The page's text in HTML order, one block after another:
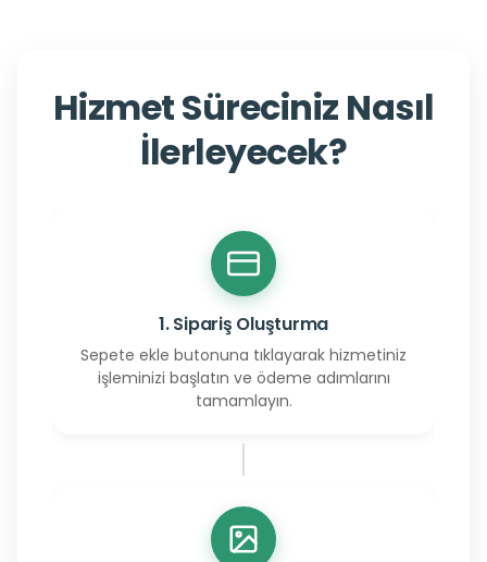
Hizmet Süreciniz Nasıl
İlerleyecek?
1. Sipariş Oluşturma
Sepete ekle butonuna tıklayarak hizmetiniz
işleminizi başlatın ve ödeme adımlarını
tamamlayın.